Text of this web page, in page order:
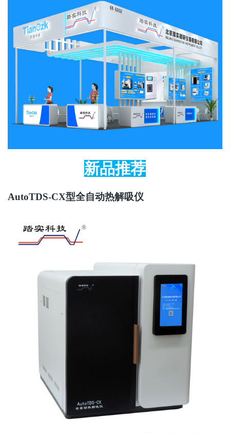
新品推荐
AutoTDS-CX型全自动热解吸仪